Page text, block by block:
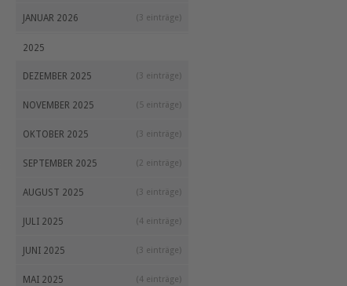
JANUAR 2026 (3 einträge)
2025
DEZEMBER 2025 (3 einträge)
NOVEMBER 2025 (5 einträge)
OKTOBER 2025 (3 einträge)
SEPTEMBER 2025 (2 einträge)
AUGUST 2025 (3 einträge)
JULI 2025 (4 einträge)
JUNI 2025 (3 einträge)
MAI 2025 (4 einträge)